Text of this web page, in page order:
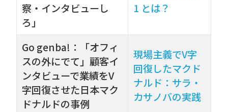
察・インタビューし
ろ」
1 とは？
Go genba!：「オフィ
スの外にでて」顧客イ
ンタビューで業績をV
字回復させた日本マク
ドナルドの事例
現場主義でV字
回復したマクド
ナルド：サラ・
カサノバの実践